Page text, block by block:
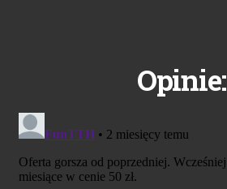
Opinie: